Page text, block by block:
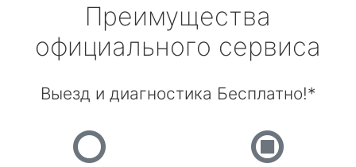
Преимущества
официального сервиса
Выезд и диагностика Бесплатно!*